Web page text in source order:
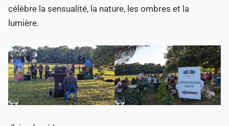
célèbre la sensualité, la nature, les ombres et la
lumière.